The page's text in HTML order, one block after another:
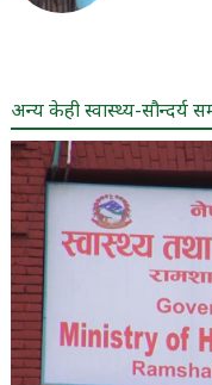
अन्य केही स्वास्थ्य-सौन्दर्य